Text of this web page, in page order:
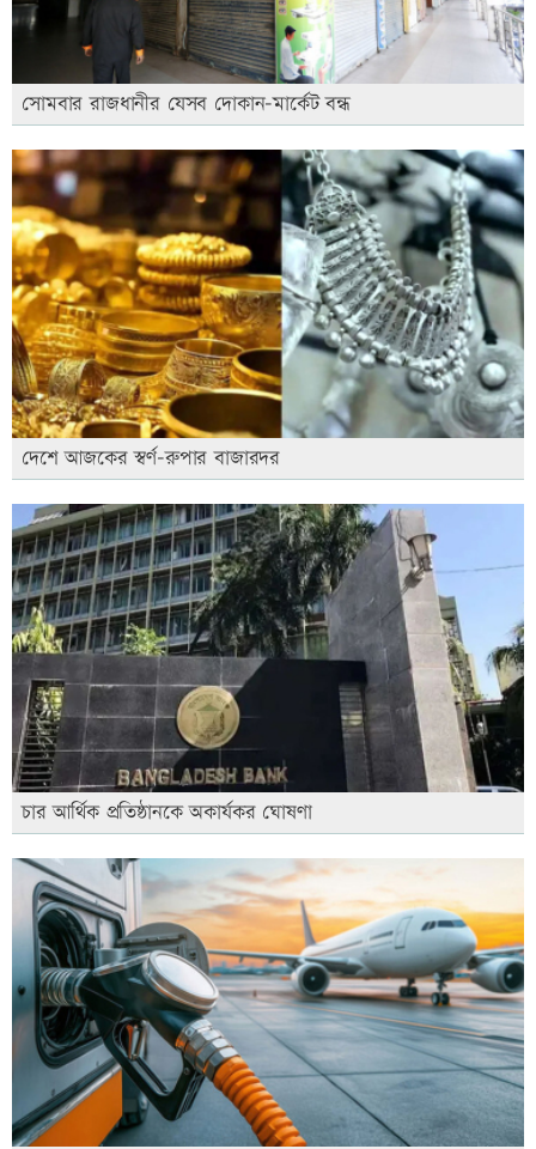
সোমবার রাজধানীর যেসব দোকান-মার্কেট বন্ধ
দেশে আজকের স্বর্ণ-রুপার বাজারদর
চার আর্থিক প্রতিষ্ঠানকে অকার্যকর ঘোষণা